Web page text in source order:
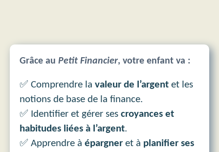
Grâce au Petit Financier, votre enfant va :
✅ Comprendre la valeur de l’argent et les
notions de base de la finance.
✅ Identifier et gérer ses croyances et
habitudes liées à l’argent.
✅ Apprendre à épargner et à planifier ses